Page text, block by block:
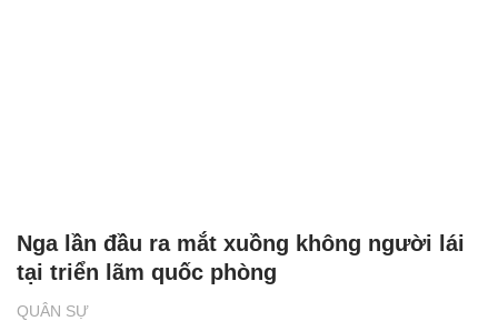
QUÂN SỰ
Nga lần đầu ra mắt xuồng không người lái
tại triển lãm quốc phòng